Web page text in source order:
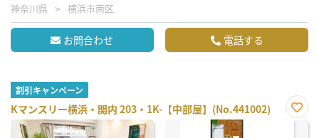
神奈川県 横浜市南区
お問合わせ 電話する
割引キャンペーン
Kマンスリー横浜・関内 203・1K-【中部屋】(No.441002)
お気